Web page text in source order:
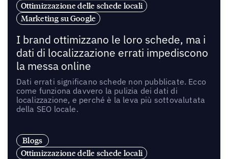
Ottimizzazione delle schede locali
Marketing su Google
I brand ottimizzano le loro schede, ma i
dati di localizzazione errati impediscono
la messa online
Dati errati significano schede non pubblicate. Ecco
come funziona davvero la pulizia dei dati di
localizzazione, e perché è la leva più sottovalutata
della SEO locale.
Blogs
Ottimizzazione delle schede locali